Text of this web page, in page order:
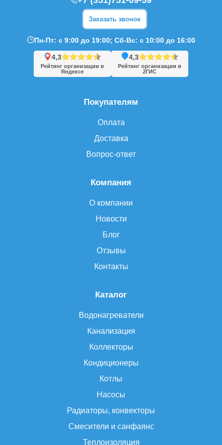
Каталог
Водонагреватели
Канализация
Коллекторы
Кондиционеры
Котлы
Насосы
Радиаторы, конвекторы
Смесители и санфаянс
Теплоизоляция
Компания
О компании
Новости
Блог
Отзывы
Контакты
Покупателям
Оплата
Доставка
Вопрос-ответ
Заказать звонок
Пн-Пт: с 9:00 до 19:00; Сб-Вс: с 10:00 до 16:00
4,3
Рейтинг организации в
Яндексе
4,3
Рейтинг организации в
2ГИС